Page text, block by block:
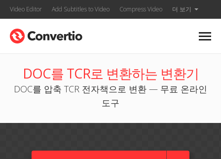
Video Editor Add Subtitles to Video Compress Video 더 보기
DOC를 TCR로 변환하는 변환기
DOC를 압축 TCR 전자책으로 변환 — 무료 온라인
도구